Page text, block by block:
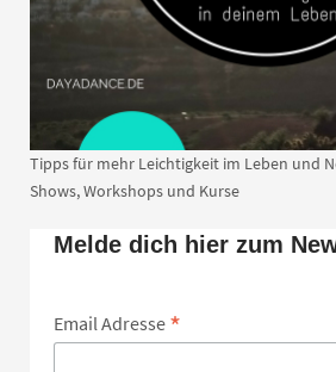
Tipps für mehr Leichtigkeit im Leben und
Shows, Workshops und Kurse
Melde dich hier zum
Email Adresse *